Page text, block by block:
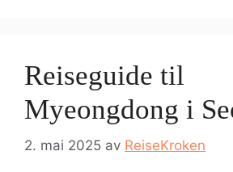
Reiseguide til
Myeongdong i
2. mai 2025 av ReiseKroken